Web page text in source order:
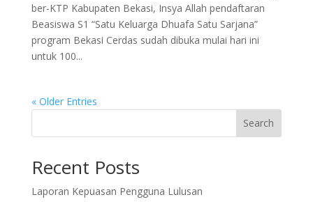
ber-KTP Kabupaten Bekasi, Insya Allah pendaftaran
Beasiswa S1 “Satu Keluarga Dhuafa Satu Sarjana”
program Bekasi Cerdas sudah dibuka mulai hari ini
untuk 100...
« Older Entries
Search
Recent Posts
Laporan Kepuasan Pengguna Lulusan